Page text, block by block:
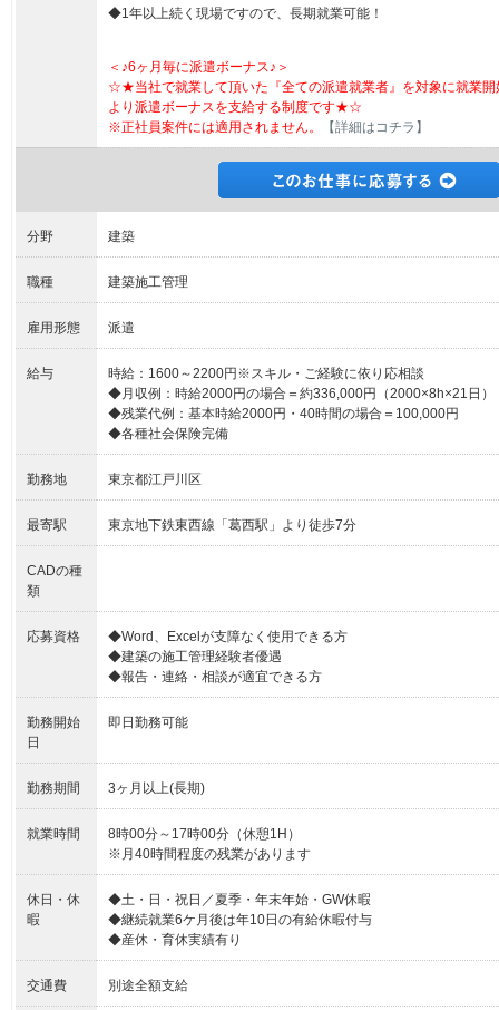
◆1年以上続く現場ですので、長期就業可能！
＜♪6ヶ月毎に派遣ボーナス♪＞
☆★当社で就業して頂いた『全ての派遣就業者』を対象に就業開
より派遣ボーナスを支給する制度です★☆
※正社員案件には適用されません。
【詳細はコチラ】
分野 建築
職種 建築施工管理
雇用形態 派遣
給与
時給：1600～2200円※スキル・ご経験に依り応相談
◆月収例：時給2000円の場合＝約336,000円（2000×8h×21日）
◆残業代例：基本時給2000円・40時間の場合＝100,000円
◆各種社会保険完備
勤務地 東京都江戸川区
最寄駅 東京地下鉄東西線「葛西駅」より徒歩7分
CADの種
類
応募資格
◆Word、Excelが支障なく使用できる方
◆建築の施工管理経験者優遇
◆報告・連絡・相談が適宜できる方
勤務開始
日
即日勤務可能
勤務期間 3ヶ月以上(長期)
就業時間
8時00分～17時00分（休憩1H）
※月40時間程度の残業があります
休日・休
暇
◆土・日・祝日／夏季・年末年始・GW休暇
◆継続就業6ケ月後は年10日の有給休暇付与
◆産休・育休実績有り
交通費 別途全額支給